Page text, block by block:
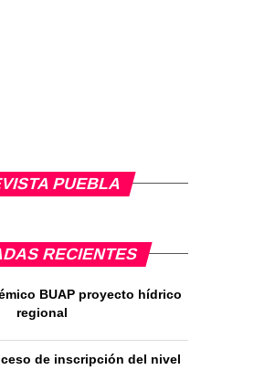
PUEBLA
RECIENTES
BUAP proyecto hídrico
regional
de inscripción del nivel